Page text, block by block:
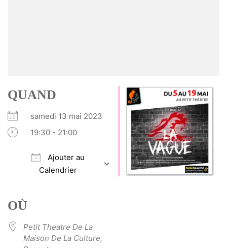
QUAND
samedi 13 mai 2023
19:30 - 21:00
Ajouter au
Calendrier
OÙ
Petit Theatre De La
Maison De La Culture,